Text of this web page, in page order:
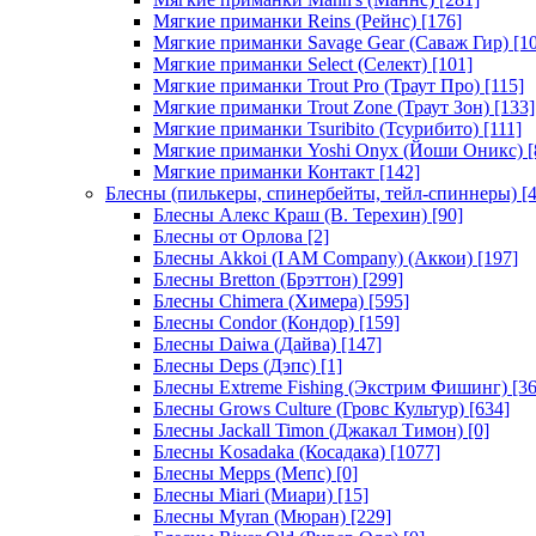
Мягкие приманки Reins (Рейнс) [176]
Мягкие приманки Savage Gear (Саваж Гир)
Мягкие приманки Select (Селект) [101]
Мягкие приманки Trout Pro (Траут Про) [115]
Мягкие приманки Trout Zone (Траут Зон) [133]
Мягкие приманки Tsuribito (Тсурибито) [111]
Мягкие приманки Yoshi Onyx (Йоши Оникс)
Мягкие приманки Контакт [142]
Блесны (пилькеры, спинербейты, тейл-спиннеры)
Блесны Алекс Краш (В. Терехин) [90]
Блесны от Орлова [2]
Блесны Akkoi (I AM Company) (Аккои) [197]
Блесны Bretton (Брэттон) [299]
Блесны Chimera (Химера) [595]
Блесны Condor (Кондор) [159]
Блесны Daiwa (Дайва) [147]
Блесны Deps (Дэпс) [1]
Блесны Extreme Fishing (Экстрим Фишинг)
Блесны Grows Culture (Гровс Культур) [634]
Блесны Jackall Timon (Джакал Тимон) [0]
Блесны Kosadaka (Косадака) [1077]
Блесны Mepps (Мепс) [0]
Блесны Miari (Миари) [15]
Блесны Myran (Мюран) [229]